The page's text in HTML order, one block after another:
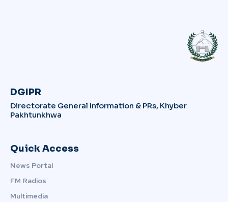
DGIPR
Directorate General Information & PRs, Khyber
Pakhtunkhwa
Quick Access
News Portal
FM Radios
Multimedia